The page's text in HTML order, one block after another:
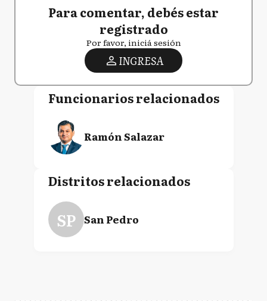
Para comentar, debés estar
registrado
Por favor, iniciá sesión
INGRESA
Funcionarios relacionados
Ramón Salazar
Distritos relacionados
SP San Pedro